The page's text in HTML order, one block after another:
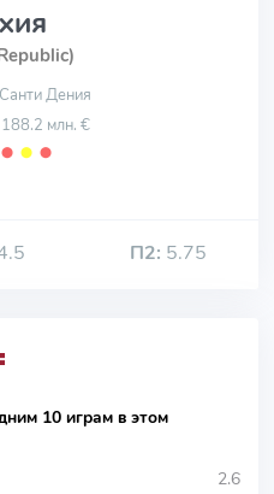
Дения
188.2 млн. €
⬤ ⬤ ⬤
П2: 5.75
10 играм в этом
2.6